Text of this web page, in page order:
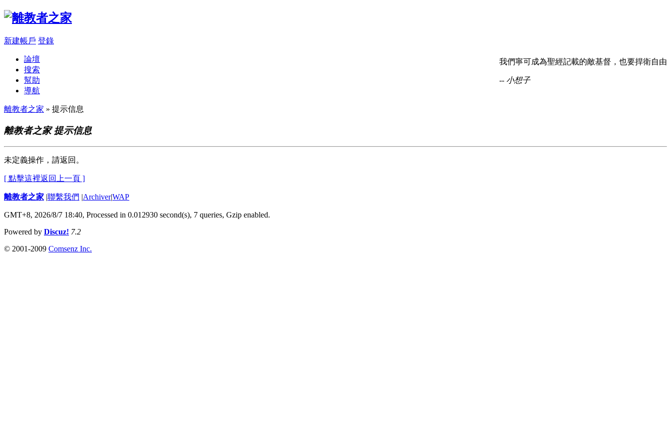
新建帳戶 登錄
我們寧可成為聖經記載的敵基督，也要捍衛自由
-- 小想子
論壇
搜索
幫助
導航
離教者之家 » 提示信息
離教者之家 提示信息
未定義操作，請返回。
[ 點擊這裡返回上一頁 ]
離教者之家 |聯繫我們 |Archiver|WAP
GMT+8, 2026/8/7 18:40, Processed in 0.012930 second(s), 7 queries, Gzip enabled.
Powered by Discuz! 7.2
© 2001-2009 Comsenz Inc.